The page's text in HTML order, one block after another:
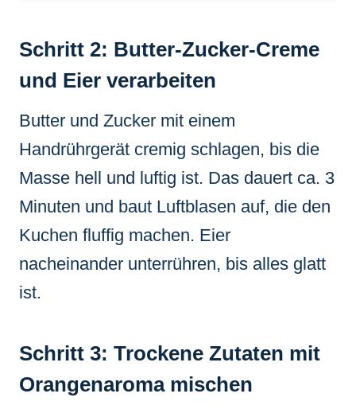
Schritt 2: Butter-Zucker-Creme
und Eier verarbeiten
Butter und Zucker mit einem
Handrührgerät cremig schlagen, bis die
Masse hell und luftig ist. Das dauert ca. 3
Minuten und baut Luftblasen auf, die den
Kuchen fluffig machen. Eier
nacheinander unterrühren, bis alles glatt
ist.
Schritt 3: Trockene Zutaten mit
Orangenaroma mischen